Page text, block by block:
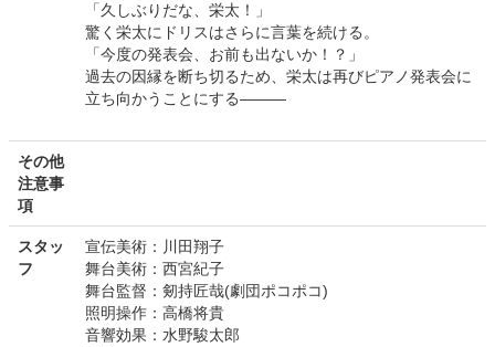
「久しぶりだな、栄太！」
驚く栄太にドリスはさらに言葉を続ける。
「今度の発表会、お前も出ないか！？」
過去の因縁を断ち切るため、栄太は再びピアノ発表会に
立ち向かうことにする―――
その他
注意事
項
スタッ
フ
宣伝美術：川田翔子
舞台美術：西宮紀子
舞台監督：剱持匠哉(劇団ポコポコ)
照明操作：高橋将貴
音響効果：水野駿太郎